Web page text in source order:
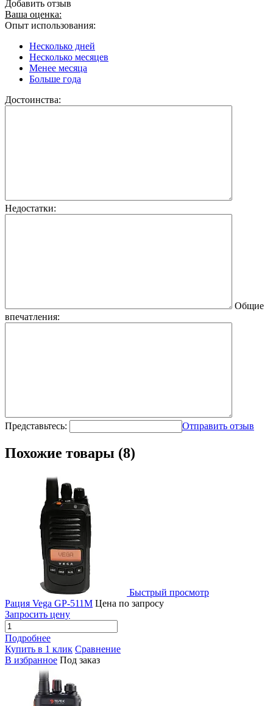
Добавить отзыв
Ваша оценка:
Опыт использования:
Несколько дней
Несколько месяцев
Менее месяца
Больше года
Достоинства:
Недостатки:
Общие
впечатления:
Представьтесь: Отправить отзыв
Похожие товары (8)
Быстрый просмотр
Рация Vega GP-511M Цена по запросу
Запросить цену
Подробнее
Купить в 1 клик Сравнение
В избранное Под заказ